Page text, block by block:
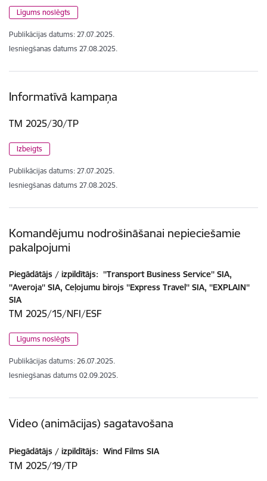
Līgums noslēgts
Publikācijas datums: 27.07.2025.
Iesniegšanas datums 27.08.2025.
Informatīvā kampaņa
TM 2025/30/TP
Izbeigts
Publikācijas datums: 27.07.2025.
Iesniegšanas datums 27.08.2025.
Komandējumu nodrošināšanai nepieciešamie
pakalpojumi
Piegādātājs / izpildītājs: ''Transport Business Service'' SIA,
''Averoja'' SIA, Ceļojumu birojs ''Express Travel'' SIA, ''EXPLAIN''
SIA
TM 2025/15/NFI/ESF
Līgums noslēgts
Publikācijas datums: 26.07.2025.
Iesniegšanas datums 02.09.2025.
Video (animācijas) sagatavošana
Piegādātājs / izpildītājs: Wind Films SIA
TM 2025/19/TP